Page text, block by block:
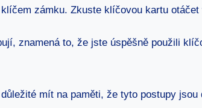
zámku. Zkuste klíčovou kartu otáčet
znamená to, že jste úspěšně použili
mít na paměti, že tyto postupy jsou